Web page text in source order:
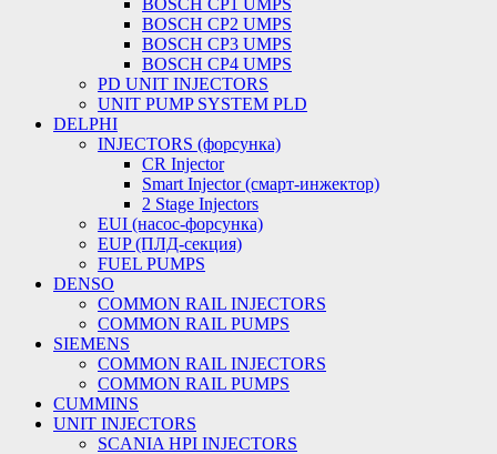
BOSCH CP1 UMPS
BOSCH CP2 UMPS
BOSCH CP3 UMPS
BOSCH CP4 UMPS
PD UNIT INJECTORS
UNIT PUMP SYSTEM PLD
DELPHI
INJECTORS (форсунка)
CR Injector
Smart Injector (смарт-инжектор)
2 Stage Injectors
EUI (насос-форсунка)
EUP (ПЛД-секция)
FUEL PUMPS
DENSO
COMMON RAIL INJECTORS
COMMON RAIL PUMPS
SIEMENS
COMMON RAIL INJECTORS
COMMON RAIL PUMPS
CUMMINS
UNIT INJECTORS
SCANIA HPI INJECTORS